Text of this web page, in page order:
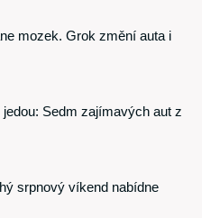
mozek. Grok změní auta i
Sedm zajímavých aut z
srpnový víkend nabídne